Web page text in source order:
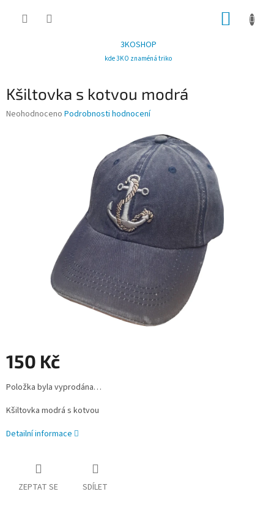
3KOSHOP
kde 3KO znaméná triko
Kšiltovka s kotvou modrá
Průměrné
Neohodnoceno Podrobnosti hodnocení
150 Kč
Měrná
cena:
Položka byla vyprodána…
Kšiltovka modrá s kotvou
Detailní informace
ZEPTAT SE SDÍLET